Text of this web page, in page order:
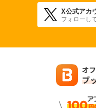
X公式アカ
フォローし